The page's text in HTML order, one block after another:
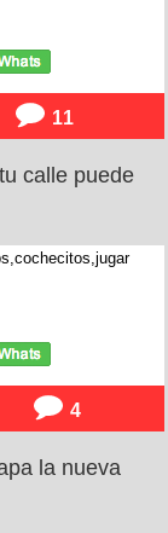
11
calle puede
4
la nueva